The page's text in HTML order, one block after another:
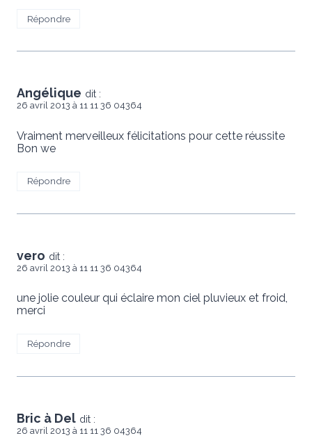
Répondre
Angélique dit :
26 avril 2013 à 11 11 36 04364
Vraiment merveilleux félicitations pour cette réussite
Bon we
Répondre
vero dit :
26 avril 2013 à 11 11 36 04364
une jolie couleur qui éclaire mon ciel pluvieux et froid,
merci
Répondre
Bric à Del dit :
26 avril 2013 à 11 11 36 04364